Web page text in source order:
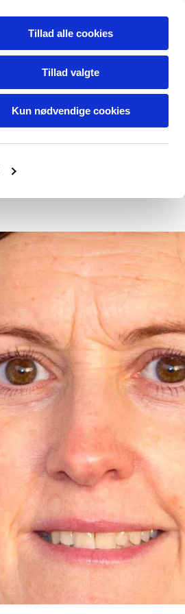
Tillad alle cookies
Tillad valgte
Kun nødvendige cookies